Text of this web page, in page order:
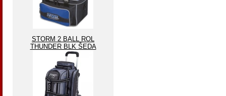
STORM 2 BALL ROL
THUNDER BLK ŠEDA